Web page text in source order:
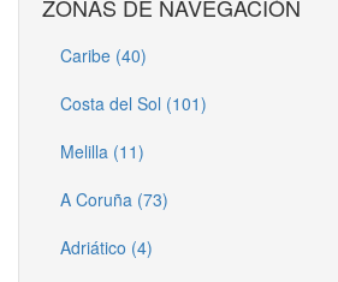
ZONAS DE NAVEGACIÓN
Caribe (40)
Costa del Sol (101)
Melilla (11)
A Coruña (73)
Adriático (4)